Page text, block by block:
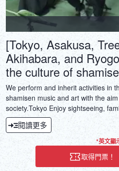
[Tokyo, Asakusa,
Akihabara, and
the culture of
We perform and inherit activities in
shamisen music and art with the
society.Tokyo Enjoy sightseeing,
company company training, school
Japanese traditional culture.
閱讀更多
*英文顯
取得門票！